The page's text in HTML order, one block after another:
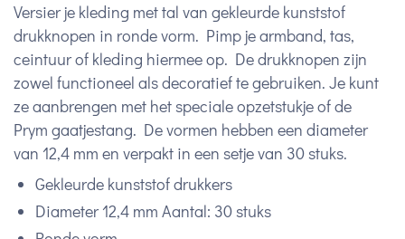
Versier je kleding met tal van gekleurde kunststof
drukknopen in ronde vorm. Pimp je armband, tas,
ceintuur of kleding hiermee op. De drukknopen zijn
zowel functioneel als decoratief te gebruiken. Je kunt
ze aanbrengen met het speciale opzetstukje of de
Prym gaatjestang. De vormen hebben een diameter
van 12,4 mm en verpakt in een setje van 30 stuks.
Gekleurde kunststof drukkers
Diameter 12,4 mm Aantal: 30 stuks